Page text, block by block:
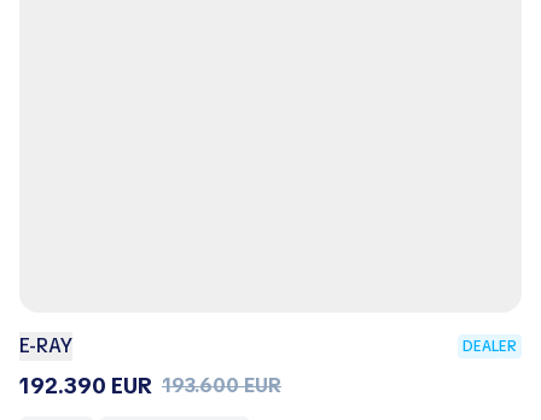
E-RAY DEALER
192.390 EUR 193.600 EUR